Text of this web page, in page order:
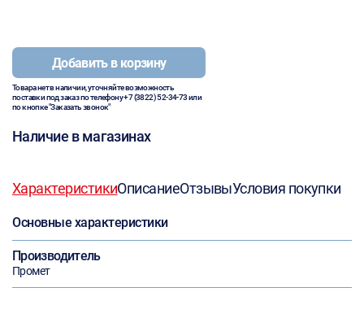
Добавить в корзину
Товара нет в наличии, уточняйте возможность
поставки под заказ по телефону+7 (3822) 52-34-73или
по кнопке "Заказать звонок"
Наличие в магазинах
ХарактеристикиОписаниеОтзывыУсловия покупки
Основные характеристики
Производитель
Промет